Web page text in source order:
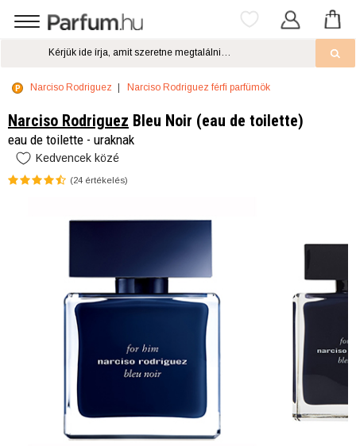
Narciso Rodriguez Narciso Rodriguez férfi parfümök
Narciso Rodriguez Bleu Noir (eau de toilette)
eau de toilette - uraknak
Kedvencek közé
(24 értékelés)